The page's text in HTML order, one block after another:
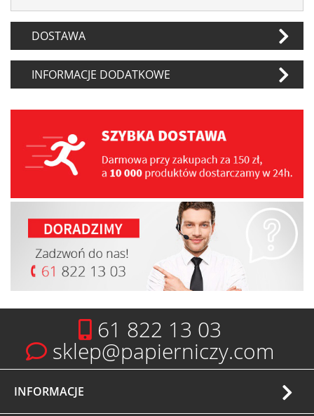
DOSTAWA
INFORMACJE DODATKOWE
INFORMACJE
61 822 13 03
sklep@papierniczy.com